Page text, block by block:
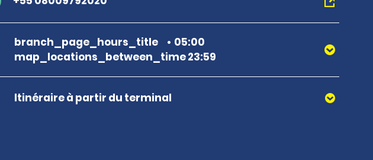
branch_page_hours_title
05:00
map_locations_between_time 23:59
Itinéraire à partir du terminal